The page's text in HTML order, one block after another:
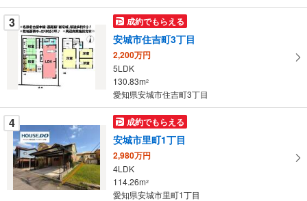
に
保
3 成約でもらえる
安城市住吉町3丁目
2,200万円
5LDK
130.83m2
愛知県安城市住吉町3丁目
4 成約でもらえる
安城市里町1丁目
2,980万円
4LDK
114.26m2
愛知県安城市里町1丁目